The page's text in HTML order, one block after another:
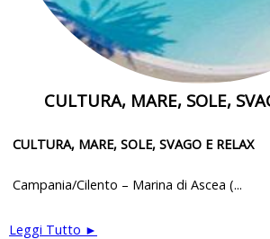
CULTURA, MARE, SOLE,
CULTURA, MARE, SOLE, SVAGO E RELAX
Campania/Cilento – Marina di Ascea (...
Leggi Tutto ►